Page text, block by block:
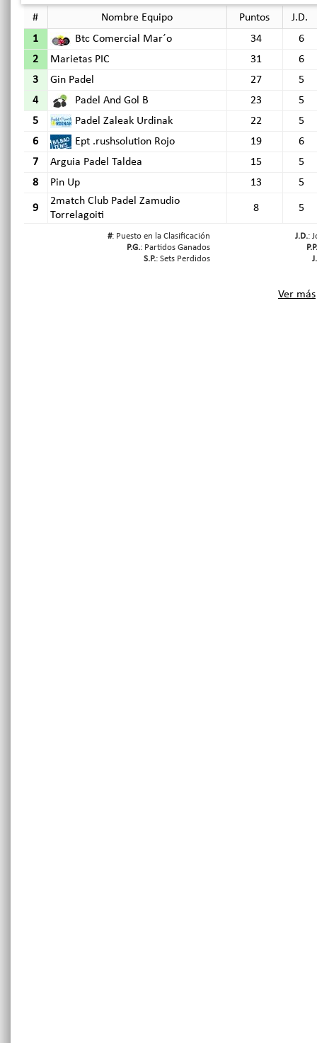
# Nombre Equipo Puntos
J.D.
1
Btc Comercial Mar´o 34
6
2
Marietas PIC 31
6
3
Gin Padel 27
5
4
Padel And Gol B 23
5
5
Padel Zaleak Urdinak 22
5
6
Ept .rushsolution Rojo 19
6
7
Arguia Padel Taldea 15
5
8
Pin Up 13 5
9
2match Club Padel Zamudio
Torrelagoiti
8 5
#: Puesto en la Clasificación J.D.:
P.G.: Partidos Ganados
P.P.
S.P.: Sets Perdidos
Ver más